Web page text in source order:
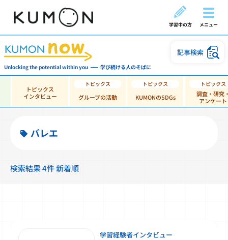
学習中の方 メニュー
Unlocking the potential within you 学び続ける人のそばに
記事検索
トピックス
インタビュー
グループの活動 KUMONのSDGs
調査・研究
アンケート
バレエ
検索結果 4件 新着順
学習経験者インタビュー